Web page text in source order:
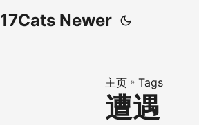
17Cats Newer
主页 » Tags
遭遇